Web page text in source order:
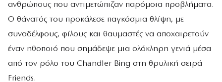
ανθρώπους που αντιμετώπιζαν παρόμοια προβλήματα.
Ο θάνατός του προκάλεσε παγκόσμια θλίψη, με
συναδέλφους, φίλους και θαυμαστές να αποχαιρετούν
έναν ηθοποιό που σημάδεψε μια ολόκληρη γενιά μέσα
από τον ρόλο του Chandler Bing στη θρυλική σειρά
Friends.